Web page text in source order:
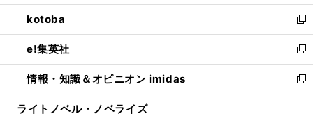
開
く
ウ
で
開
く
ン
ド
ウ
で
開
く
ウ
ィ
ン
ド
ウ
で
開
し
い
ウ
ィ
ン
ド
ウ
kotoba
新
し
い
ウ
ィ
ン
e!集英社
新
し
い
ウ
情報・知識＆オピニオン imidas
新
し
ライトノベル・ノベライズ